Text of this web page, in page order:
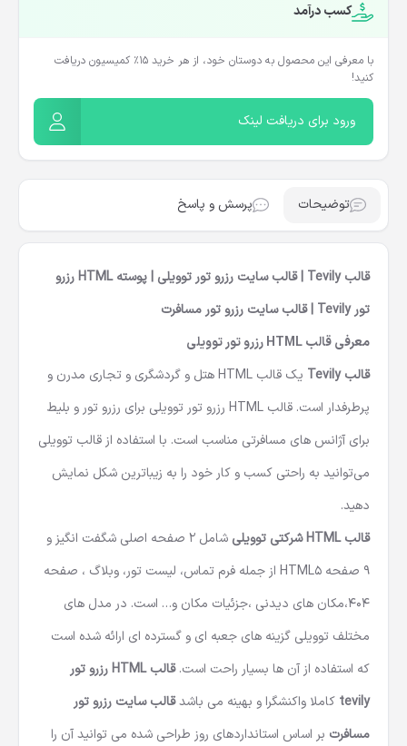
کسب درآمد
با معرفی این محصول به دوستان خود، از هر خرید ۱۵٪ کمیسیون دریافت
کنید!
ورود برای دریافت لینک
توضیحات پرسش و پاسخ
قالب Tevily | قالب سایت رزرو تور توویلی | پوسته HTML رزرو
تور Tevily | قالب سایت رزرو تور مسافرت
معرفی قالب HTML
رزرو تور توویلی
قالب Tevily
یک قالب HTML هتل و گردشگری
و تجاری مدرن و
پرطرفدار است. قالب HTML
رزرو تور توویلی برای رزرو تور و بلیط
برای آژانس های مسافرتی مناسب است. با استفاده از قالب توویلی
می‌توانید به راحتی کسب و کار خود را به زیباترین شکل نمایش
دهید.
قالب HTML شرکتی توویلی
شامل 2 صفحه اصلی شگفت انگیز و
9 صفحه HTML5 از جمله فرم تماس، لیست تور، وبلاگ ، صفحه
404،مکان های دیدنی ،جزئیات مکان و… است. در مدل های
مختلف توویلی گزینه های جعبه ای و گسترده ای ارائه شده است
که استفاده از آن ها بسیار راحت است.
قالب HTML رزرو تور
tevily کاملا واکنشگرا و بهینه می باشدقالب سایت رزرو تور
مسافرت بر اساس استانداردهای روز طراحی شده می توانید آن را